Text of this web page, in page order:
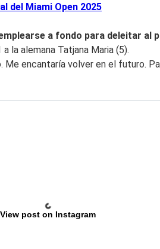
del Miami Open 2025
a fondo para deleitar al
la alemana Tatjana Maria (5).
encantaría volver en el futuro.
View post on Instagram